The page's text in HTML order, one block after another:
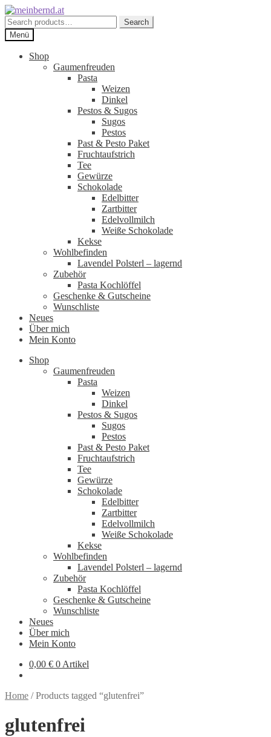
Zur
Navigation
springen
Zum
Inhalt
springen
Search
for:
Search
Menü
Shop
Gaumenfreuden
Pasta
Weizen
Dinkel
Pestos & Sugos
Sugos
Pestos
Past & Pesto Paket
Fruchtaufstrich
Tee
Gewürze
Schokolade
Edelbitter
Zartbitter
Edelvollmilch
Weiße Schokolade
Kekse
Wohlbefinden
Lavendel Polsterl – lagernd
Zubehör
Pasta Kochlöffel
Geschenke & Gutscheine
Wunschliste
Neues
Über mich
Mein Konto
Shop
Gaumenfreuden
Pasta
Weizen
Dinkel
Pestos & Sugos
Sugos
Pestos
Past & Pesto Paket
Fruchtaufstrich
Tee
Gewürze
Schokolade
Edelbitter
Zartbitter
Edelvollmilch
Weiße Schokolade
Kekse
Wohlbefinden
Lavendel Polsterl – lagernd
Zubehör
Pasta Kochlöffel
Geschenke & Gutscheine
Wunschliste
Neues
Über mich
Mein Konto
0,00 € 0 Artikel
Home /Products tagged “glutenfrei”
glutenfrei